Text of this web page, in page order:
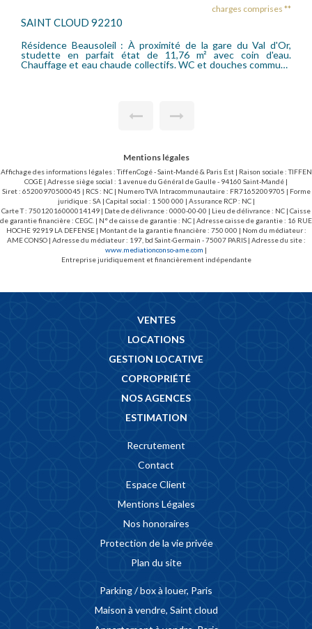
charges comprises **
SAINT CLOUD 92210
Résidence Beausoleil : À proximité de la gare du Val d'Or,
studette en parfait état de 11,76 m² avec coin d'eau.
Chauffage et eau chaude collectifs. WC et douches communs
Mentions légales
Affichage des informations légales : TiffenCogé - Saint-Mandé & Paris Est | Raison sociale : TIFFEN
COGE | Adresse siège social : 1 avenue du Général de Gaulle - 94160 Saint-Mandé |
Siret : 65200970500045 | RCS : NC | Numero TVA Intracommunautaire : FR71652009705 | Forme
juridique : SA | Capital social : 1 500 000 | Assurance RCP : NC |
Carte T : 75012016000014149 | Date de délivrance : 0000-00-00 | Lieu de délivrance : NC | Caisse
de garantie financière : CEGC. | N° de caisse de garantie : NC | Adresse caisse de garantie : 16 RUE
HOCHE 92919 LA DEFENSE | Montant de la garantie financière : 750 000 | Nom du médiateur :
AME CONSO | Adresse du médiateur : 197, bd Saint-Germain - 75007 PARIS | Adresse du site :
www.mediationconso-ame.com |
Entreprise juridiquement et financièrement indépendante
VENTES
LOCATIONS
GESTION LOCATIVE
COPROPRIÉTÉ
NOS AGENCES
ESTIMATION
Recrutement
Contact
Espace Client
Mentions Légales
Nos honoraires
Protection de la vie privée
Plan du site
Parking / box à louer, Paris
Maison à vendre, Saint cloud